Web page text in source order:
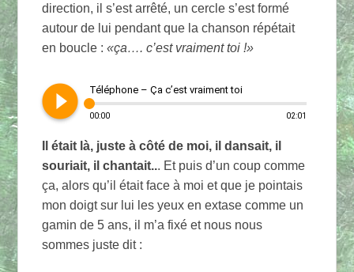
direction, il s’est arrêté, un cercle s’est formé
autour de lui pendant que la chanson répétait
en boucle :«ça…. c’est vraiment toi !»
play_circle_filled Téléphone – Ça c’est vraiment toi
00:00 02:01
Il était là, juste à côté de moi, il dansait, il
souriait, il chantait... Et puis d’un coup comme
ça, alors qu’il était face à moi et que je pointais
mon doigt sur lui les yeux en extase comme un
gamin de 5 ans, il m’a fixé et nous nous
sommes juste dit :